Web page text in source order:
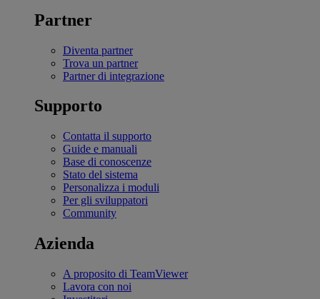
Partner
Diventa partner
Trova un partner
Partner di integrazione
Supporto
Contatta il supporto
Guide e manuali
Base di conoscenze
Stato del sistema
Personalizza i moduli
Per gli sviluppatori
Community
Azienda
A proposito di TeamViewer
Lavora con noi